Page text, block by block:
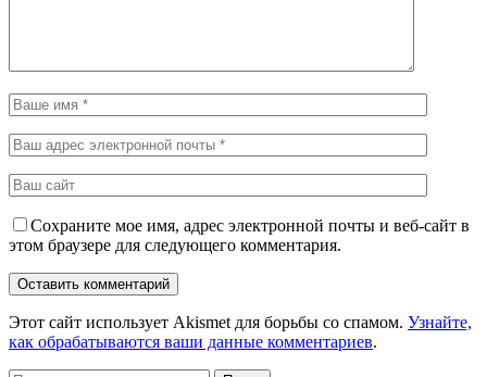
Сохраните мое имя, адрес электронной почты и веб-сайт в
этом браузере для следующего комментария.
Этот сайт использует Akismet для борьбы со спамом. Узнайте,
как обрабатываются ваши данные комментариев.